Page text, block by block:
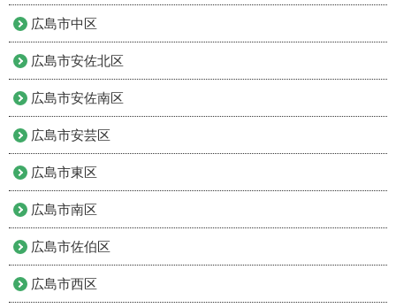
広島市中区
広島市安佐北区
広島市安佐南区
広島市安芸区
広島市東区
広島市南区
広島市佐伯区
広島市西区